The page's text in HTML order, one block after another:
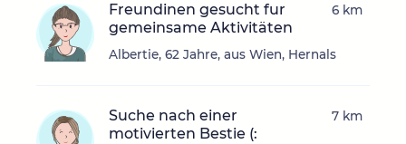
Freundinen gesucht fur
gemeinsame Aktivitäten
Albertie, 62 Jahre, aus Wien, Hernals
6 km
Suche nach einer
motivierten Bestie (:
7 km